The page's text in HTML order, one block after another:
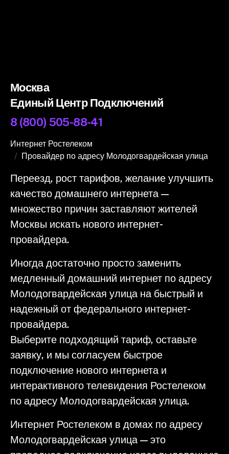
Москва
Единый Центр Подключений
8 (800) 505-88-41
Интернет Ростелеком
Провайдер по адресу Молодогвардейская улица
Переезд, рост тарифов, желание улучшить
качество домашнего интернета —
множество причин заставляют жителей
Москвы искать нового интернет-
провайдера.
Иногда достаточно просто заменить
медленный домашний интернет по адресу
Молодогвардейская улица на быстрый и
надежный от федерального интернет-
провайдера.
Выберите подходящий тариф, оставьте
заявку, и мы согласуем быстрое
подключение нового интернета и
интерактивного телевидения Ростелеком
по адресу Молодогвардейская улица.
Интернет Ростелеком в домах по адресу
Молодогвардейская улица — это